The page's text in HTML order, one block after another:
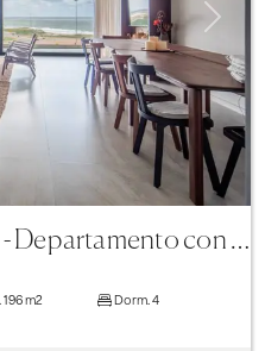
Aldeana Manantiales - Departamento con vista al mar - 4 suites
196 m2 Dorm. 4